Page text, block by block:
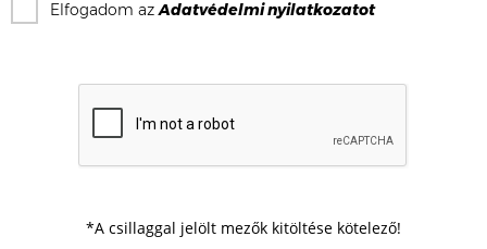
Elfogadom azAdatvédelmi nyilatkozatot
*A csillaggal jelölt mezők kitöltése kötelező!